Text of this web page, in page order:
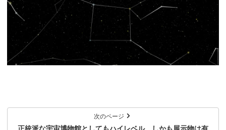
次のページ
正統派な宇宙博物館としてもハイレベル しかも展示物は有